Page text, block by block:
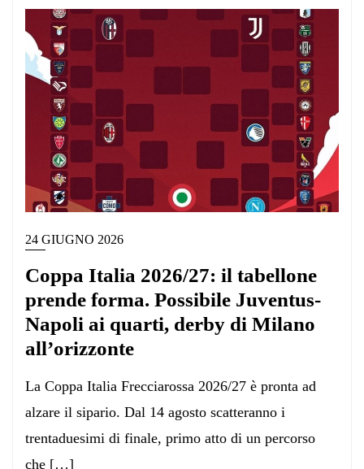
24 GIUGNO 2026
Coppa Italia 2026/27: il tabellone
prende forma. Possibile Juventus-
Napoli ai quarti, derby di Milano
all’orizzonte
La Coppa Italia Frecciarossa 2026/27 è pronta ad
alzare il sipario. Dal 14 agosto scatteranno i
trentaduesimi di finale, primo atto di un percorso
che […]